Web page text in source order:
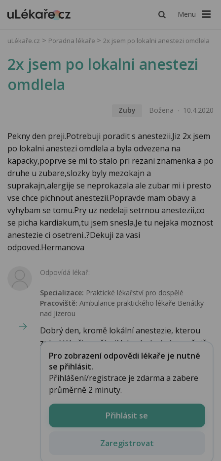
Menu
uLékaře.cz Poradna lékaře 2x jsem po lokalni anestezi omdlela
2x jsem po lokalni anestezi
omdlela
Zuby Božena 10.4.2020
Pekny den preji.Potrebuji poradit s anestezii.Jiz 2x jsem
po lokalni anestezi omdlela a byla odvezena na
kapacky,poprve se mi to stalo pri rezani znamenka a po
druhe u zubare,slozky byly mezokajn a
suprakajn,alergije se neprokazala ale zubar mi i presto
vse chce pichnout anestezii.Popravde mam obavy a
vyhybam se tomu.Pry uz nedelaji setrnou anestezii,co
se picha kardiakum,tu jsem snesla.Je tu nejaka moznost
anestezie ci osetreni..?Dekuji za vasi
odpoved.Hermanova
Odpovídá lékař:
Specializace: Praktické lékařství pro dospělé
Pracoviště: Ambulance praktického lékaře Benátky
nad Jizerou
Dobrý den, kromě lokální anestezie, kterou
zubní lékaři používají k bezbolestnému ošetř...
Pro zobrazení odpovědi lékaře je nutné
se přihlásit.
Přihlášení/registrace je zdarma a zabere
průměrně 2 minuty.
Přihlásit se
Zaregistrovat